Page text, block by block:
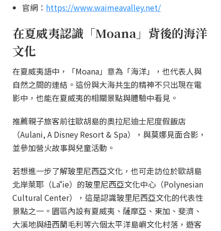
官網： https://www.waimeavalley.net/
在夏威夷認識「Moana」背後的海洋
文化
在夏威夷語中，「Moana」意為「海洋」，也代表人與
自然之間的連結。這份與大海共生的精神不只出現在電
影中，也能在夏威夷的相關景點與體驗中看見。
推薦親子旅客前往歐胡島的奧拉尼迪士尼度假飯店
（Aulani, A Disney Resort & Spa），與莫娜見面合影，
並參加營火故事與兒童活動。
若想進一步了解玻里尼西亞文化，也可走訪位於歐胡島
北岸萊耶（Lāʻie）的玻里尼西亞文化中心（Polynesian
Cultural Center），這是認識玻里尼西亞文化的代表性
景點之一。園區內設有夏威夷、薩摩亞、東加、斐濟、
大溪地與紐西蘭毛利等六個太平洋島嶼文化村落，遊客